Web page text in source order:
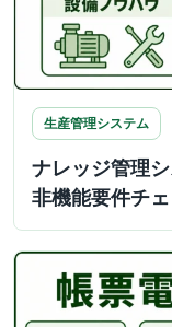
生産管理システム
ナレッジ管理
非機能要件チ